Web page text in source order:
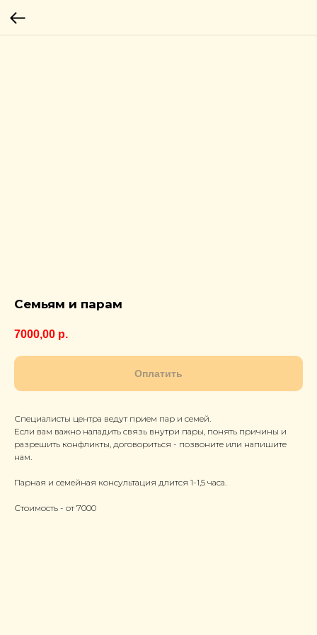
Семьям и парам
7000,00 р.
Оплатить
Специалисты центра ведут прием пар и семей.
Если вам важно наладить связь внутри пары, понять причины и
разрешить конфликты, договориться - позвоните или напишите
нам.
Парная и семейная консультация длится 1-1,5 часа.
Стоимость - от 7000